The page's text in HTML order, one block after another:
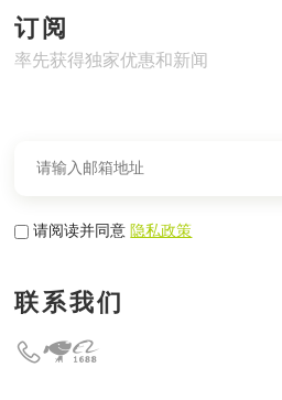
订阅
率先获得独家优惠和新闻
请阅读并同意隐私政策
联系我们